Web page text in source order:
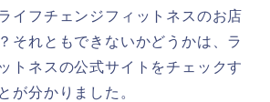
イフチェンジフィットネスのお店
それともできないかどうかは、ラ
トネスの公式サイトをチェックす
が分かりました。